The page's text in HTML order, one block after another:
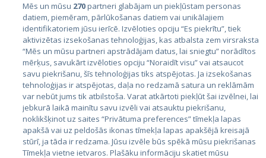
Valstis
Igaunija
Latvija
Lietuva
Mēs un mūsu 270partneri glabājam un piekļūstam personas
datiem, piemēram, pārlūkošanas datiem vai unikālajiem
identifikatoriem jūsu ierīcē. Izvēloties opciju “Es piekrītu”, tiek
aktivizētas izsekošanas tehnoloģijas, kas atbalsta zem virsraksta
“Mēs un mūsu partneri apstrādājam datus, lai sniegtu” norādītos
mērķus, savukārt izvēloties opciju “Noraidīt visu” vai atsaucot
savu piekrišanu, šīs tehnoloģijas tiks atspējotas. Ja izsekošanas
tehnoloģijas ir atspējotas, daļa no redzamā satura un reklāmām
var nebūt jums tik atbilstoša. Varat atkārtoti piekļūt šai izvēlnei, lai
jebkurā laikā mainītu savu izvēli vai atsauktu piekrišanu,
noklikšķinot uz saites “Privātuma preferences” tīmekļa lapas
apakšā vai uz peldošās ikonas tīmekļa lapas apakšējā kreisajā
stūrī, ja tāda ir redzama. Jūsu izvēle būs spēkā mūsu piekrišanas
Tīmekļa vietne ietvaros. Plašāku informāciju skatiet mūsu